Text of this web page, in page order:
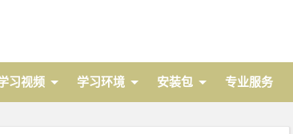
习视频 学习环境 安装包 专业服务